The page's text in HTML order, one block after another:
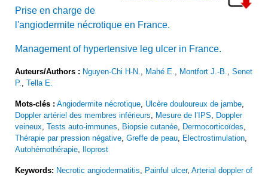
Prise en charge de
l'angiodermite nécrotique en France.
Management of hypertensive leg ulcer in France.
Auteurs/Authors : Nguyen-Chi H-N. Mahé E. Montfort J.-B.
Senet
P.
Tella E.
Mots-clés : Angiodermite nécrotique Ulcère douloureux de jambe
Doppler artériel des membres inférieurs
Mesure de l’IPS
Doppler
veineux Tests auto-immunes Biopsie cutanée Dermocorticoïdes
Thérapie par pression négative Greffe de peau Electrostimulation
Autohémothérapie
Iloprost
Keywords: Necrotic angiodermatitis Painful ulcer, Arterial doppler of